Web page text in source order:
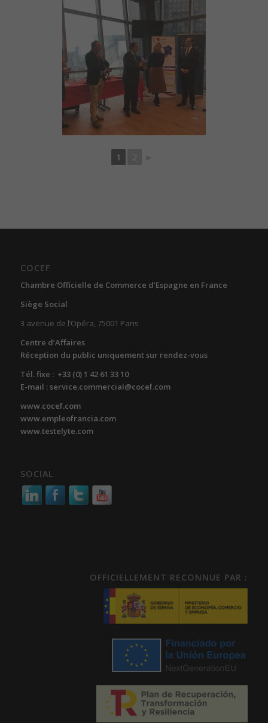
1
COCEF
Chambre Officielle de Commerce d’Espagne en France
Siège Social
3 avenue de l’Opéra, 75001 Paris
Centre d’Affaires
Réception du public uniquement sur rendez-vous
Tél. fixe : +33 (0) 1 42 61 33 10
E-mail : service.commercial@cocef.com
www.cocef.com
www.empleofrancia.com
www.testelyte.com
SOCIAL
OFFICIELLEMENT RECONNUE PAR :